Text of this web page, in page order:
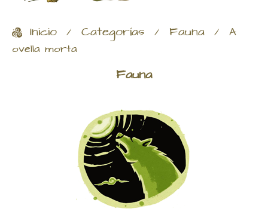
Inicio / Categorías / Fauna / A
ovella morta
Fauna